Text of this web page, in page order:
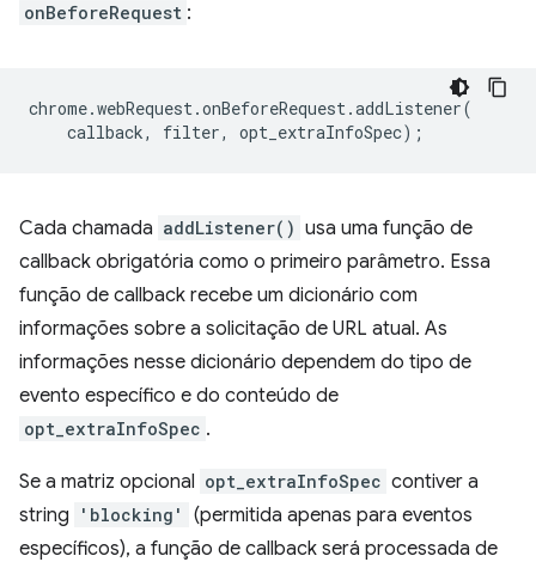
onBeforeRequest :
chrome.webRequest.onBeforeRequest.addListener(
callback, filter, opt_extraInfoSpec);
Cada chamada addListener() usa uma função de
callback obrigatória como o primeiro parâmetro. Essa
função de callback recebe um dicionário com
informações sobre a solicitação de URL atual. As
informações nesse dicionário dependem do tipo de
evento específico e do conteúdo de
opt_extraInfoSpec .
Se a matriz opcional opt_extraInfoSpec contiver a
string
'blocking'
(permitida apenas para eventos
específicos), a função de callback será processada de